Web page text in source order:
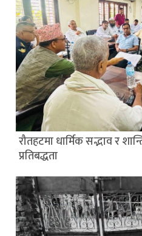
रौतहटमा धार्मिक सद्भाव र
प्रतिबद्धता